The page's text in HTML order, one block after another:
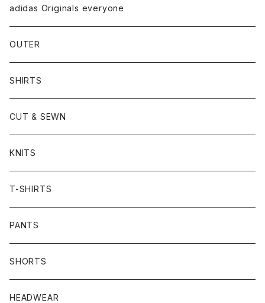
adidas Originals everyone
OUTER
SHIRTS
CUT & SEWN
KNITS
T-SHIRTS
PANTS
SHORTS
HEADWEAR